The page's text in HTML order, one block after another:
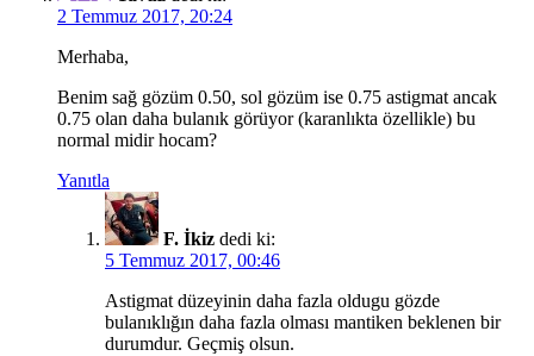
2 Temmuz 2017, 20:24
Merhaba,
Benim sağ gözüm 0.50, sol gözüm ise 0.75 astigmat ancak
0.75 olan daha bulanık görüyor (karanlıkta özellikle) bu
normal midir hocam?
Yanıtla
F. İkiz dedi ki:
5 Temmuz 2017, 00:46
Astigmat düzeyinin daha fazla oldugu gözde
bulanıklığın daha fazla olması mantiken beklenen bir
durumdur. Geçmiş olsun.